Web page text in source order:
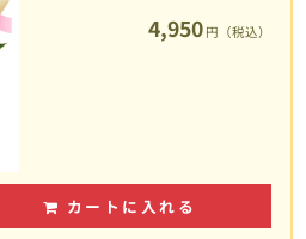
4,950 円（税込）
カートに入れる